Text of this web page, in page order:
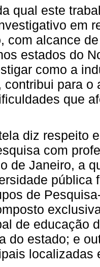
qual este
em
com alcance
estados do
como a
contribui para o
que
diz respeito
com
de Janeiro, a
pública
de
de educação
do estado; e
localizadas